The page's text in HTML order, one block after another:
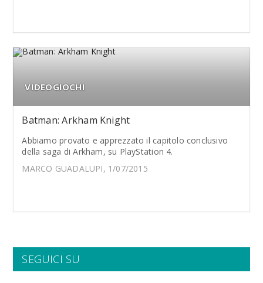
VIDEOGIOCHI
Batman: Arkham Knight
Abbiamo provato e apprezzato il capitolo conclusivo
della saga di Arkham, su PlayStation 4.
MARCO GUADALUPI, 1/07/2015
SEGUICI SU